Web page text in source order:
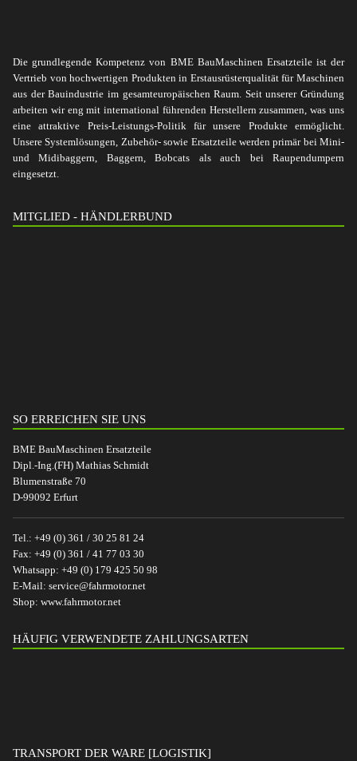
Die grundlegende Kompetenz von BME BauMaschinen Ersatzteile ist der
Vertrieb von hochwertigen Produkten in Erstausrüsterqualität für Maschinen
aus der Bauindustrie im gesamteuropäischen Raum. Seit unserer Gründung
arbeiten wir eng mit international führenden Herstellern zusammen, was uns
eine attraktive Preis-Leistungs-Politik für unsere Produkte ermöglicht.
Unsere Systemlösungen, Zubehör- sowie Ersatzteile werden primär bei Mini-
und Midibaggern, Baggern, Bobcats als auch bei Raupendumpern
eingesetzt.
MITGLIED - HÄNDLERBUND
SO ERREICHEN SIE UNS
BME BauMaschinen Ersatzteile
Dipl.-Ing.(FH) Mathias Schmidt
Blumenstraße 70
D-99092 Erfurt
Tel.: +49 (0) 361 / 30 25 81 24
Fax: +49 (0) 361 / 41 77 03 30
Whatsapp: +49 (0) 179 425 50 98
E-Mail: service@fahrmotor.net
Shop: www.fahrmotor.net
HÄUFIG VERWENDETE ZAHLUNGSARTEN
TRANSPORT DER WARE [LOGISTIK]